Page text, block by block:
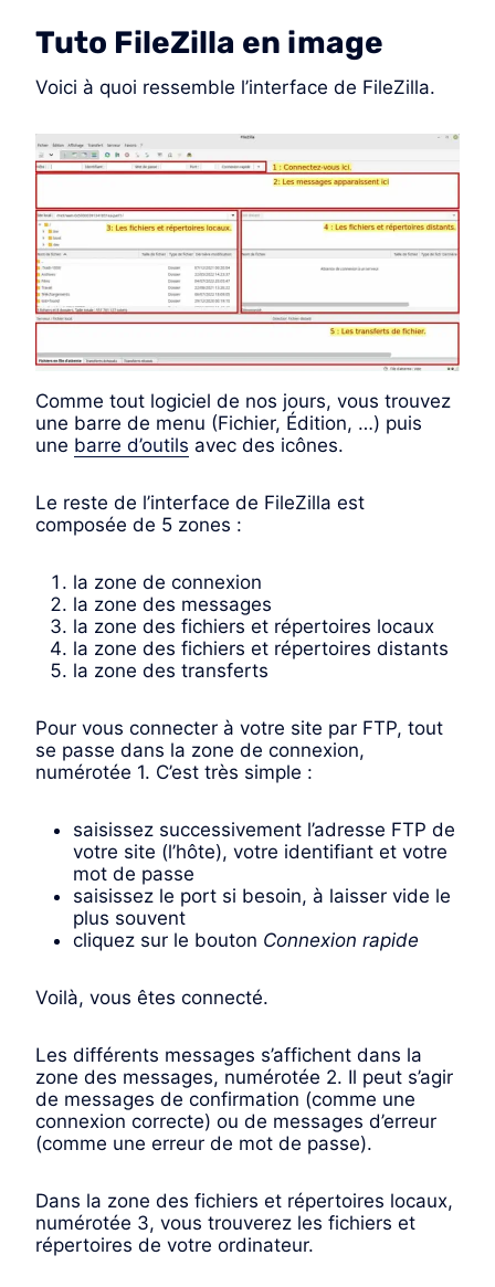
Tuto FileZilla en image
Voici à quoi ressemble l’interface de FileZilla.
Comme tout logiciel de nos jours, vous trouvez
une barre de menu (Fichier, Édition, …) puis
une barre d’outils avec des icônes.
Le reste de l’interface de FileZilla est
composée de 5 zones :
la zone de connexion
la zone des messages
la zone des fichiers et répertoires locaux
la zone des fichiers et répertoires distants
la zone des transferts
Pour vous connecter à votre site par FTP, tout
se passe dans la zone de connexion,
numérotée 1. C’est très simple :
saisissez successivement l’adresse FTP de
votre site (l’hôte), votre identifiant et votre
mot de passe
saisissez le port si besoin, à laisser vide le
plus souvent
cliquez sur le bouton Connexion rapide
Voilà, vous êtes connecté.
Les différents messages s’affichent dans la
zone des messages, numérotée 2. Il peut s’agir
de messages de confirmation (comme une
connexion correcte) ou de messages d’erreur
(comme une erreur de mot de passe).
Dans la zone des fichiers et répertoires locaux,
numérotée 3, vous trouverez les fichiers et
répertoires de votre ordinateur.